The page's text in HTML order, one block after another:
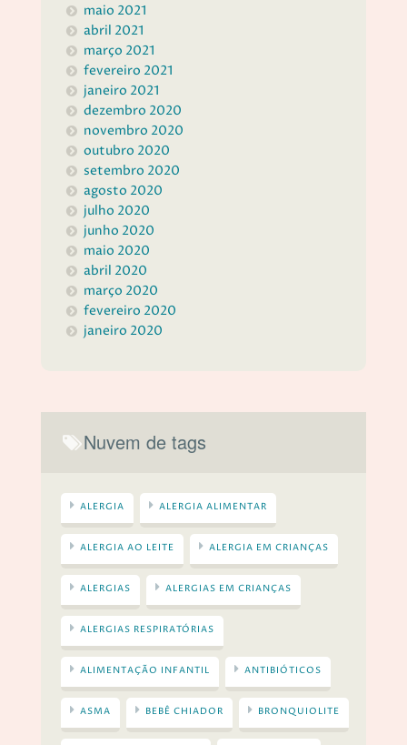
maio 2021
abril 2021
março 2021
fevereiro 2021
janeiro 2021
dezembro 2020
novembro 2020
outubro 2020
setembro 2020
agosto 2020
julho 2020
junho 2020
maio 2020
abril 2020
março 2020
fevereiro 2020
janeiro 2020
Nuvem de tags
ALERGIA ALERGIA ALIMENTAR
ALERGIA AO LEITE ALERGIA EM CRIANÇAS
ALERGIAS ALERGIAS EM CRIANÇAS
ALERGIAS RESPIRATÓRIAS
ALIMENTAÇÃO INFANTIL ANTIBIÓTICOS
ASMA BEBÊ CHIADOR BRONQUIOLITE